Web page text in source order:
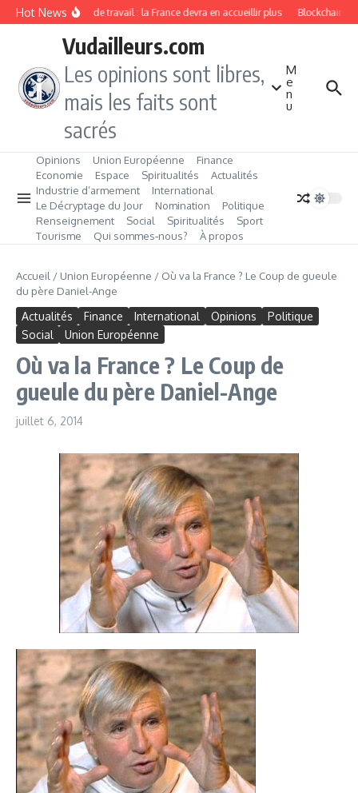
Aller au contenu
Hot News
Immigration de travail : la France devra en accueillir plus Blockchain,
Vudailleurs.com
Les opinions sont libres,
mais les faits sont
sacrés
M
e
n
u
Opinions Union Européenne
Finance
Economie
Espace Spiritualités
Actualités
Industrie d’armement
International
Le Décryptage du Jour
Nomination
Politique
Renseignement
Social Spiritualités
Sport
Tourisme
Qui sommes‑nous? À propos
Accueil / Union Européenne / Où va la France ? Le Coup de gueule
du père Daniel-Ange
Actualités Finance International Opinions
Politique
Social
Union Européenne
Où va la France ? Le Coup de
gueule du père Daniel-Ange
juillet 6, 2014